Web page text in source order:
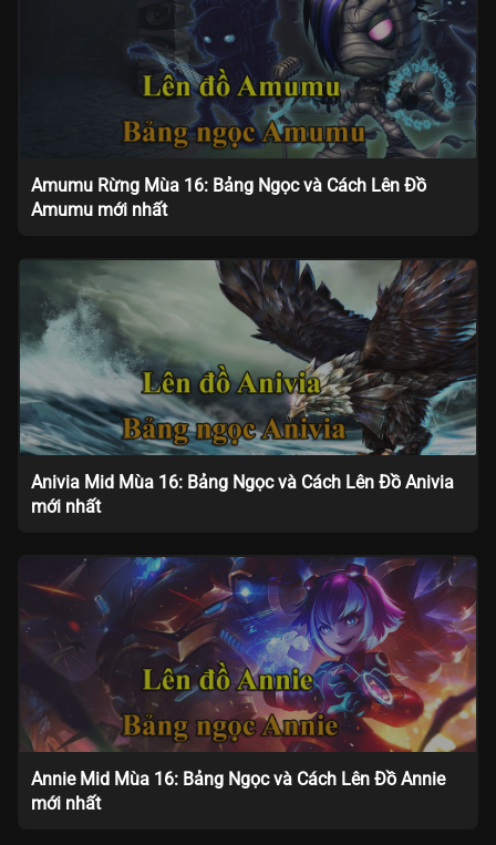
Amumu Rừng Mùa 16: Bảng Ngọc và Cách Lên Đồ
Amumu mới nhất
Anivia Mid Mùa 16: Bảng Ngọc và Cách Lên Đồ Anivia
mới nhất
Annie Mid Mùa 16: Bảng Ngọc và Cách Lên Đồ Annie
mới nhất